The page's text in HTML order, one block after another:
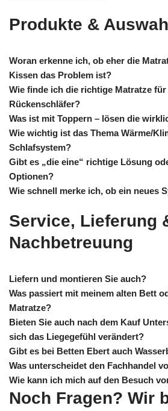
Produkte &
Woran erkenne ich, ob eher die
Kissen das Problem ist?
Wie finde ich die richtige Matratze
Rückenschläfer?
Was ist mit Toppern – lösen die
Wie wichtig ist das Thema Wärme/
Schlafsystem?
Gibt es „die eine“ richtige Lösung
Optionen?
Wie schnell merke ich, ob ein neues
Service, Lieferung
Nachbetreuung
Liefern und montieren Sie auch?
Was passiert mit meinem alten Bett
Matratze?
Bieten Sie auch nach dem Kauf
sich das Liegegefühl verändert?
Gibt es bei Betten Ebert auch
Was unterscheidet den Fachhandel
Wie kann ich mich auf den Besuch
Noch Fragen? Wir